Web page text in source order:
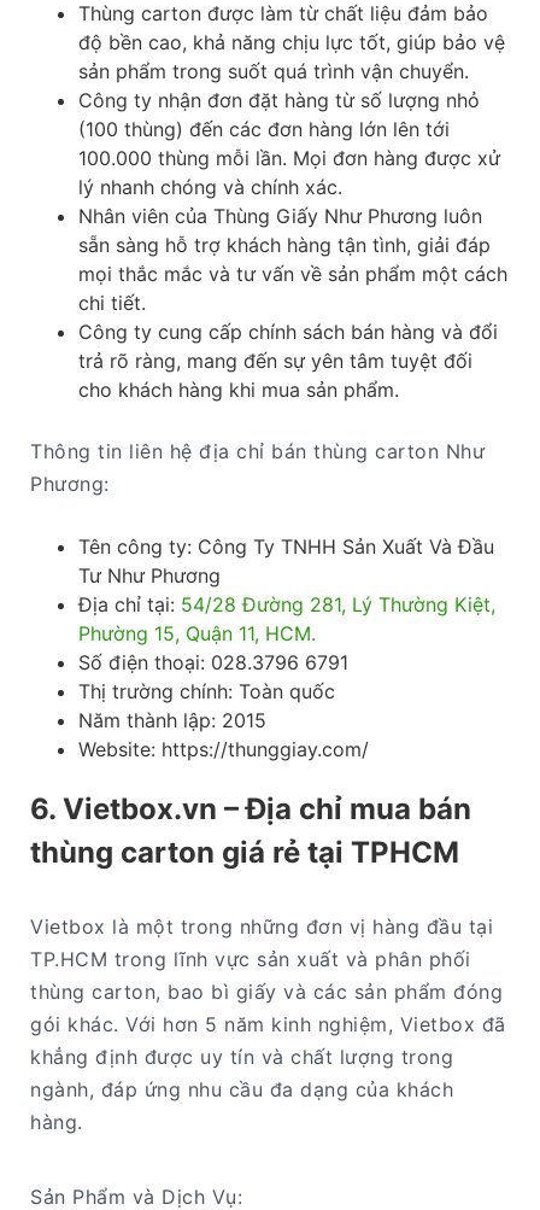
Thùng carton được làm từ chất liệu đảm bảo
độ bền cao, khả năng chịu lực tốt, giúp bảo vệ
sản phẩm trong suốt quá trình vận chuyển.
Công ty nhận đơn đặt hàng từ số lượng nhỏ
(100 thùng) đến các đơn hàng lớn lên tới
100.000 thùng mỗi lần. Mọi đơn hàng được xử
lý nhanh chóng và chính xác.
Nhân viên của Thùng Giấy Như Phương luôn
sẵn sàng hỗ trợ khách hàng tận tình, giải đáp
mọi thắc mắc và tư vấn về sản phẩm một cách
chi tiết.
Công ty cung cấp chính sách bán hàng và đổi
trả rõ ràng, mang đến sự yên tâm tuyệt đối
cho khách hàng khi mua sản phẩm.
Thông tin liên hệ địa chỉ bán thùng carton Như
Phương:
Tên công ty: Công Ty TNHH Sản Xuất Và Đầu
Tư Như Phương
Địa chỉ tại: 54/28 Đường 281, Lý Thường Kiệt,
Phường 15, Quận 11, HCM.
Số điện thoại: 028.3796 6791
Thị trường chính: Toàn quốc
Năm thành lập: 2015
Website: https://thunggiay.com/
6. Vietbox.vn – Địa chỉ mua bán
thùng carton giá rẻ tại TPHCM
Vietbox là một trong những đơn vị hàng đầu tại
TP.HCM trong lĩnh vực sản xuất và phân phối
thùng carton, bao bì giấy và các sản phẩm đóng
gói khác. Với hơn 5 năm kinh nghiệm, Vietbox đã
khẳng định được uy tín và chất lượng trong
ngành, đáp ứng nhu cầu đa dạng của khách
hàng.​
Sản Phẩm và Dịch Vụ: